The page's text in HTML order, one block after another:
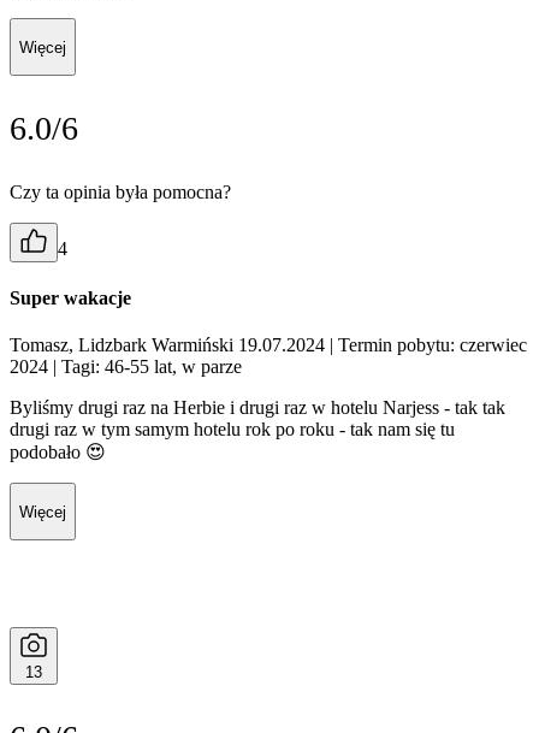
Więcej
6.0/6
Czy ta opinia była pomocna?
4
Super wakacje
Tomasz, Lidzbark Warmiński 19.07.2024 | Termin pobytu: czerwiec
2024 | Tagi: 46-55 lat, w parze
Byliśmy drugi raz na Herbie i drugi raz w hotelu Narjess - tak tak
drugi raz w tym samym hotelu rok po roku - tak nam się tu
podobało 😍
Więcej
13